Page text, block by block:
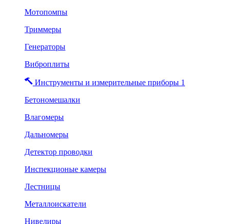
Мотопомпы
Триммеры
Генераторы
Виброплиты
Инструменты и измерительные приборы 1
Бетономешалки
Влагомеры
Дальномеры
Детектор проводки
Инспекционые камеры
Лестницы
Металлоискатели
Нивелиры